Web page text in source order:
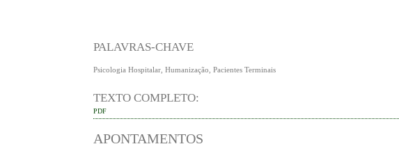
PALAVRAS-CHAVE
Psicologia Hospitalar, Humanização, Pacientes Terminais
TEXTO COMPLETO:
PDF
APONTAMENTOS